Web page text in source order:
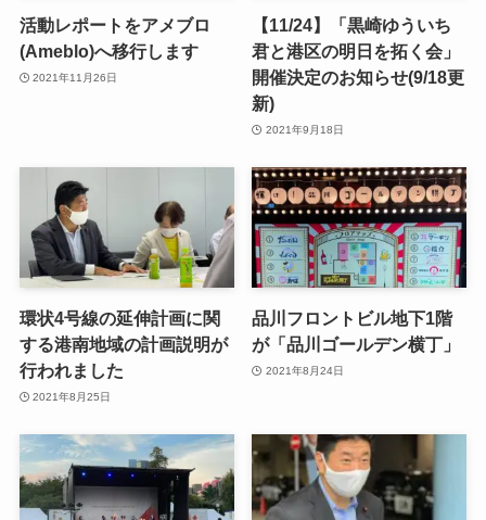
活動レポートをアメブロ
(Ameblo)へ移行します
2021年11月26日
【11/24】「黒崎ゆういち
君と港区の明日を拓く会」
開催決定のお知らせ(9/18更
新)
2021年9月18日
環状4号線の延伸計画に関
する港南地域の計画説明が
行われました
2021年8月25日
品川フロントビル地下1階
が「品川ゴールデン横丁」
2021年8月24日